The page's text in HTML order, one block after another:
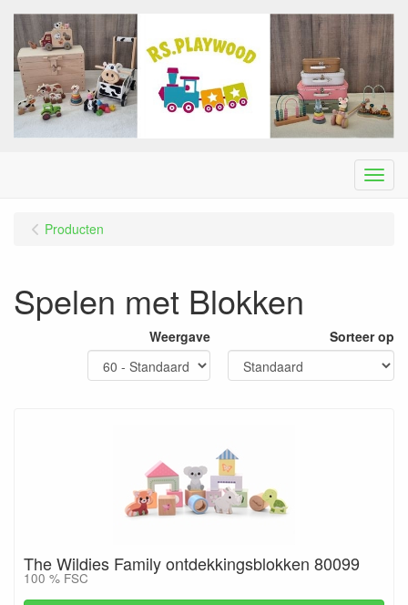
Menu
Producten
Spelen met Blokken
Weergave Sorteer op
The Wildies Family ontdekkingsblokken 80099
100 % FSC